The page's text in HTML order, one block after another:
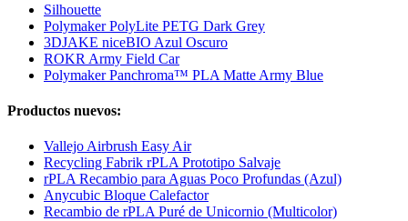
Silhouette
Polymaker PolyLite PETG Dark Grey
3DJAKE niceBIO Azul Oscuro
ROKR Army Field Car
Polymaker Panchroma™ PLA Matte Army Blue
Productos nuevos:
Vallejo Airbrush Easy Air
Recycling Fabrik rPLA Prototipo Salvaje
rPLA Recambio para Aguas Poco Profundas (Azul)
Anycubic Bloque Calefactor
Recambio de rPLA Puré de Unicornio (Multicolor)